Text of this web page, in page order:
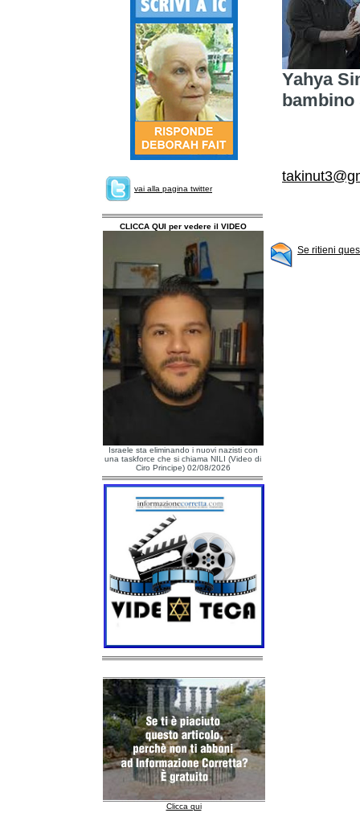
vai alla pagina twitter
CLICCA QUI per vedere il VIDEO
Israele sta eliminando i nuovi nazisti con
una taskforce che si chiama NILI (Video di
Ciro Principe) 02/08/2026
Clicca qui
Yahya
bambino
Se ritieni